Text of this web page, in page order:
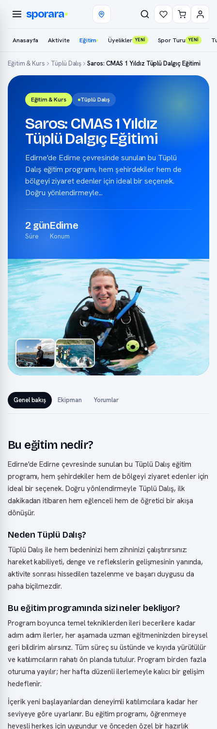
sporara
Anasayfa Aktivite Eğitim Üyelikler YENİ Spor Turu YENİ
Eğitim & Kurs Tüplü Dalış Saros: CMAS 1 Yıldız Tüplü Dalgıç Eğitimi
Eğitim & Kurs Tüplü Dalış
Saros: CMAS 1 Yıldız
Tüplü Dalgıç Eğitimi
Edirne'de Edirne çevresinde sunulan bu Tüplü
Dalış eğitim programı, hem şehirdekiler hem de
bölgeyi ziyaret edenler için ideal bir seçenek.
Doğru yönlendirmeyle...
2 gün
Süre
Edirne
Konum
Genel bakış Ekipman Yorumlar
Bu eğitim nedir?
Edirne'de Edirne çevresinde sunulan bu Tüplü Dalış eğitim
programı, hem şehirdekiler hem de bölgeyi ziyaret edenler için
ideal bir seçenek. Doğru yönlendirmeyle Tüplü Dalış, ilk
dakikadan itibaren hem eğlenceli hem de öğretici bir akışa
dönüşür.
Neden Tüplü Dalış?
Tüplü Dalış ile hem bedeninizi hem zihninizi çalıştırırsınız:
hareket kabiliyeti, denge ve reflekslerin gelişmesinin yanında,
aktivite sonrası hissedilen tazelenme ve başarı duygusu da
paha biçilmezdir.
Bu eğitim programında sizi neler bekliyor?
Program boyunca temel tekniklerden ileri becerilere kadar
adım adım ilerler, her aşamada uzman eğitmeninizden bireysel
geri bildirim alırsınız. Tüm süreç su üstünde ve kıyıda yürütülür
ve katılımcıların rahatı ön planda tutulur. Program birden fazla
oturuma yayılır; her hafta düzenli ilerlemeyle kalıcı bir gelişim
hedeflenir.
İçerik yeni başlayanlardan deneyimli katılımcılara kadar her
seviyeye göre uyarlanır. Bu eğitim programı, öğrenmeye
hevesli herkes için uygundur ve önceden özel bir hazırlık